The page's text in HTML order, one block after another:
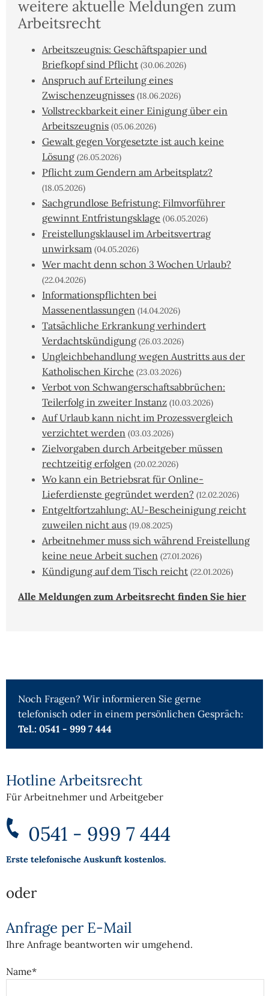
weitere aktuelle Meldungen zum
Arbeitsrecht
Arbeitszeugnis: Geschäftspapier und
Briefkopf sind Pflicht (30.06.2026)
Anspruch auf Erteilung eines
Zwischenzeugnisses (18.06.2026)
Vollstreckbarkeit einer Einigung über ein
Arbeitszeugnis (05.06.2026)
Gewalt gegen Vorgesetzte ist auch keine
Lösung (26.05.2026)
Pflicht zum Gendern am Arbeitsplatz?
(18.05.2026)
Sachgrundlose Befristung: Filmvorführer
gewinnt Entfristungsklage (06.05.2026)
Freistellungsklausel im Arbeitsvertrag
unwirksam (04.05.2026)
Wer macht denn schon 3 Wochen Urlaub?
(22.04.2026)
Informationspflichten bei
Massenentlassungen (14.04.2026)
Tatsächliche Erkrankung verhindert
Verdachtskündigung (26.03.2026)
Ungleichbehandlung wegen Austritts aus der
Katholischen Kirche (23.03.2026)
Verbot von Schwangerschaftsabbrüchen:
Teilerfolg in zweiter Instanz (10.03.2026)
Auf Urlaub kann nicht im Prozessvergleich
verzichtet werden (03.03.2026)
Zielvorgaben durch Arbeitgeber müssen
rechtzeitig erfolgen (20.02.2026)
Wo kann ein Betriebsrat für Online-
Lieferdienste gegründet werden? (12.02.2026)
Entgeltfortzahlung: AU-Bescheinigung reicht
zuweilen nicht aus (19.08.2025)
Arbeitnehmer muss sich während Freistellung
keine neue Arbeit suchen (27.01.2026)
Kündigung auf dem Tisch reicht (22.01.2026)
Alle Meldungen zum Arbeitsrecht finden Sie hier
Noch Fragen? Wir informieren Sie gerne
telefonisch oder in einem persönlichen Gespräch:
Tel.: 0541 - 999 7 444
Hotline Arbeitsrecht
Für Arbeitnehmer und Arbeitgeber
0541 - 999 7 444
Erste telefonische Auskunft kostenlos.
oder
Anfrage per E-Mail
Ihre Anfrage beantworten wir umgehend.
Name*